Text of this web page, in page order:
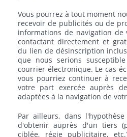
Vous pourrez à tout moment
recevoir de publicités ou de
informations de navigation de
contactant directement et
du lien de désinscription
que nous serions
courrier électronique. Le cas
vous pourriez continuer à
votre part exercée auprès
adaptées à la navigation de
Par ailleurs, dans
d'obtenir auprès d'un tiers
ciblée, régie publicitaire,